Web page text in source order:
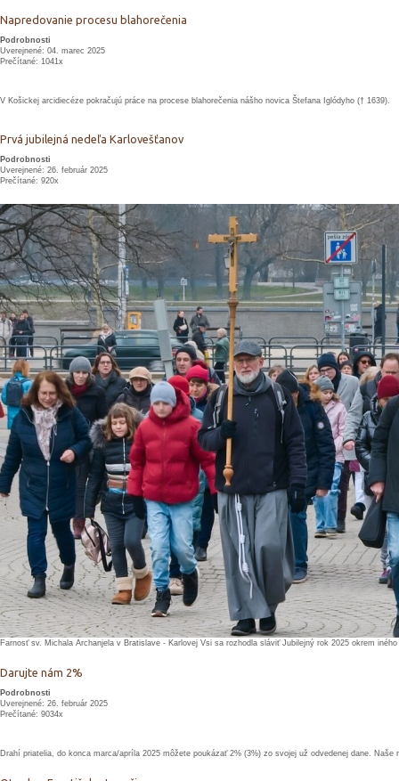
Napredovanie procesu blahorečenia
Podrobnosti
Uverejnené: 04. marec 2025
Prečítané: 1041x
V Košickej arcidiecéze pokračujú práce na procese blahorečenia nášho novica Štefana Iglódyho († 1639).
Prvá jubilejná nedeľa Karlovešťanov
Podrobnosti
Uverejnené: 26. február 2025
Prečítané: 920x
Farnosť sv. Michala Archanjela v Bratislave - Karlovej Vsi sa rozhodla sláviť Jubilejný rok 2025 okrem
Darujte nám 2%
Podrobnosti
Uverejnené: 26. február 2025
Prečítané: 9034x
Drahí priatelia, do konca marca/apríla 2025 môžete poukázať 2% (3%) zo svojej už odvedenej dane.